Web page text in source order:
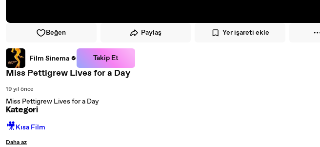
Beğen Paylaş Yer işareti ekle
Film Sinema Takip Et
Miss Pettigrew Lives for a Day
19 yıl önce
Miss Pettigrew Lives for a Day
Kategori
🎥Kısa Film
Daha az